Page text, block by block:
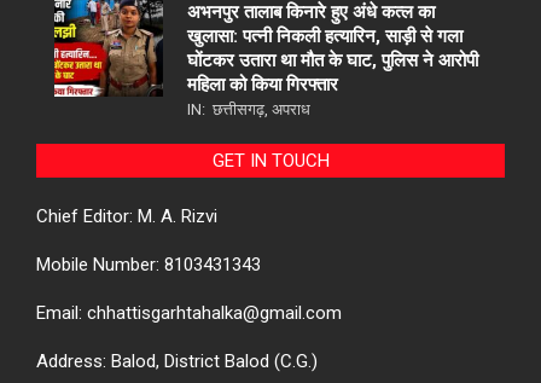
अभनपुर तालाब किनारे हुए अंधे कत्ल का
खुलासा: पत्नी निकली हत्यारिन, साड़ी से गला
घोंटकर उतारा था मौत के घाट, पुलिस ने आरोपी
महिला को किया गिरफ्तार
IN: छत्तीसगढ़, अपराध
GET IN TOUCH
Chief Editor: M. A. Rizvi
Mobile Number: 8103431343
Email: chhattisgarhtahalka@gmail.com
Address: Balod, District Balod (C.G.)